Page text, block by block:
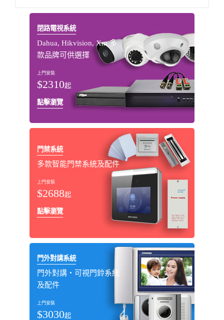
門禁系統
多款智能門禁系統及配件
上門安裝
$2688起
點擊瀏覽
閉路電視系統
Dahua, Hikvision, Xm 多
款品牌可供選擇
上門安裝
$2310起
點擊瀏覽
門外對講系統
門外對講‧可視門鈴系統
及配件
上門安裝
$3030起